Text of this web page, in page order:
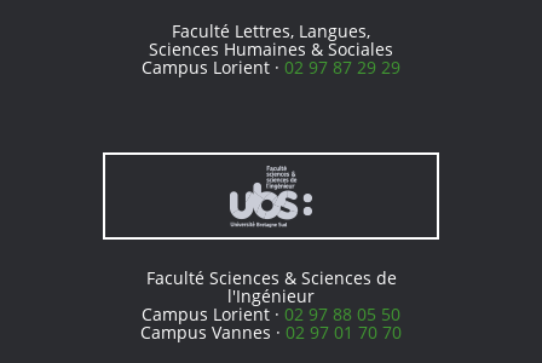
Faculté Lettres, Langues,
Sciences Humaines & Sociales
Campus Lorient · 02 97 87 29 29
Faculté Sciences & Sciences de
l'Ingénieur
Campus Lorient · 02 97 88 05 50
Campus Vannes · 02 97 01 70 70